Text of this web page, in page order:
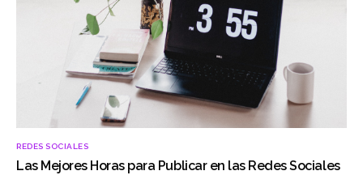
REDES SOCIALES
Las Mejores Horas para Publicar en las Redes Sociales